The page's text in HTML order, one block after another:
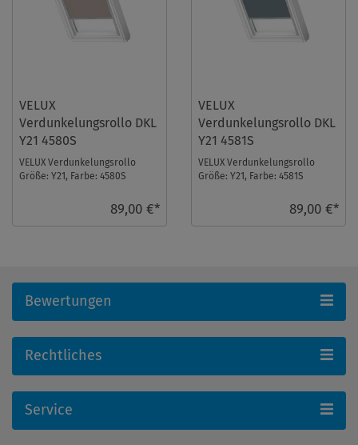
VELUX
Verdunkelungsrollo DKL
Y21 4580S
VELUX Verdunkelungsrollo
Größe: Y21, Farbe: 4580S
89,00 €*
VELUX
Verdunkelungsrollo DKL
Y21 4581S
VELUX Verdunkelungsrollo
Größe: Y21, Farbe: 4581S
89,00 €*
Bewertungen
Rechtliches
Service